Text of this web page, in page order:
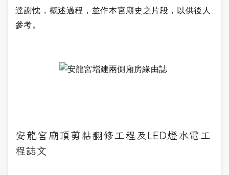
達謝忱，概述過程，並作本宮廟史之片段，以供後人
參考。
安龍宮廟頂剪粘翻修工程及LED燈水電工
程誌文